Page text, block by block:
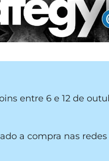
entre 6 e 12 de
a compra nas